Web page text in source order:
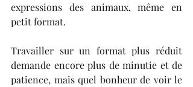
expressions des animaux, même en
petit format.
​Travailler sur un format plus réduit
demande encore plus de minutie et de
patience, mais quel bonheur de voir le